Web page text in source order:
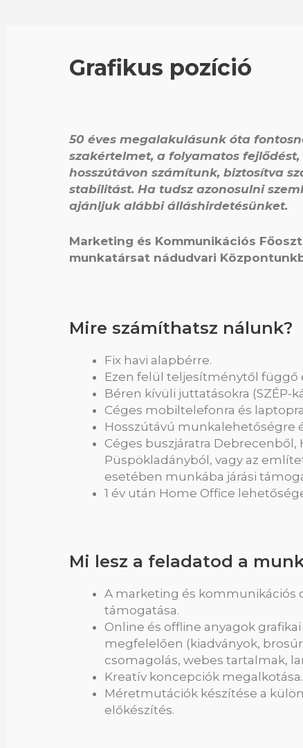
Grafikus pozíció
50 éves megalakulásunk óta
szakértelmet, a folyamatos
hosszútávon számítunk, biztosítva
stabilitást. Ha tudsz azonosulni
ajánljuk alábbi álláshirdetésünket.
Marketing és Kommunikációs
munkatársat nádudvari
Mire számíthatsz nálunk?
Fix havi alapbérre.
Ezen felül teljesítménytől függő
Béren kívüli juttatásokra (SZÉP-
Céges mobiltelefonra és
Hosszútávú munkalehetőségre
Céges buszjáratra Debrecenből,
Püspökladányból, vagy az
esetében munkába járási
1 év után Home Office
Mi lesz a feladatod a
A marketing és kommunikációs
támogatása.
Online és offline anyagok
megfelelően (kiadványok,
csomagolás, webes tartalmak,
Kreatív koncepciók megalkotása.
Méretmutációk készítése a
előkészítés.